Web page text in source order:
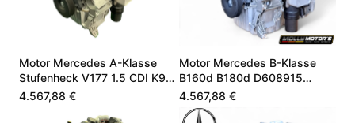
Motor Mercedes A-Klasse
Stufenheck V177 1.5 CDI K9K
OM608
4.567,88 €
Motor Mercedes B-Klasse
B160d B180d D608915
A6080104100
4.567,88 €